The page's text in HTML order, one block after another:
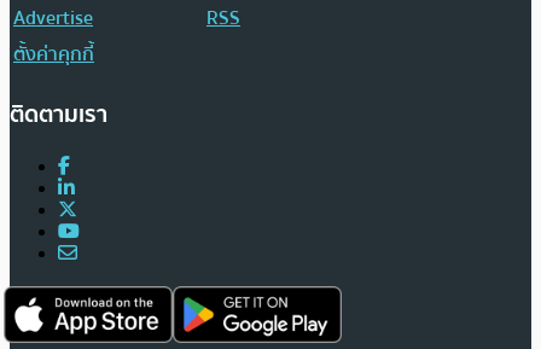
Advertise
RSS
ตั้งค่าคุกกี้
ติดตามเรา